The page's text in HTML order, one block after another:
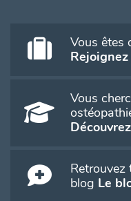
Vous êtes
Rejoignez
Vous
blog Le